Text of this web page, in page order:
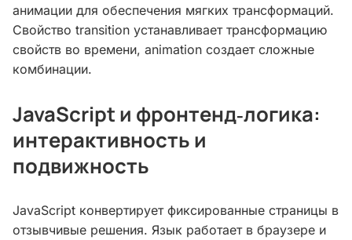
анимации для обеспечения мягких трансформаций.
Свойство transition устанавливает трансформацию
свойств во времени, animation создает сложные
комбинации.
JavaScript и фронтенд‑логика:
интерактивность и
подвижность
JavaScript конвертирует фиксированные страницы в
отзывчивые решения. Язык работает в браузере и